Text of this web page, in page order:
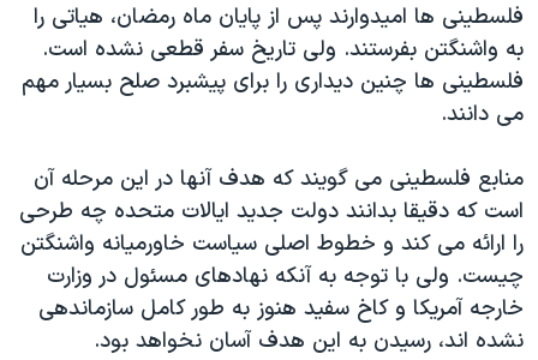
فلسطینی ها امیدوارند پس از پایان ماه رمضان، هیاتی را
به واشنگتن بفرستند. ولی تاریخ سفر قطعی نشده است.
فلسطینی ها چنین دیداری را برای پیشبرد صلح بسیار مهم
می دانند.
منابع فلسطینی می گویند که هدف آنها در این مرحله آن
است که دقیقا بدانند دولت جدید ایالات متحده چه طرحی
را ارائه می کند و خطوط اصلی سیاست خاورمیانه واشنگتن
چیست. ولی با توجه به آنکه نهادهای مسئول در وزارت
خارجه آمریکا و کاخ سفید هنوز به طور کامل سازماندهی
نشده اند، رسیدن به این هدف آسان نخواهد بود.